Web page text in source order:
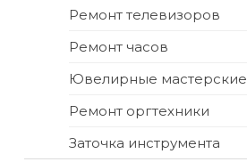
Ремонт телевизоров
Ремонт часов
Ювелирные мастерские
Ремонт оргтехники
Заточка инструмента